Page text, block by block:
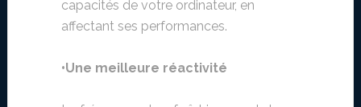
capacités de votre ordinateur, en
affectant ses performances.
•Une meilleure réactivité